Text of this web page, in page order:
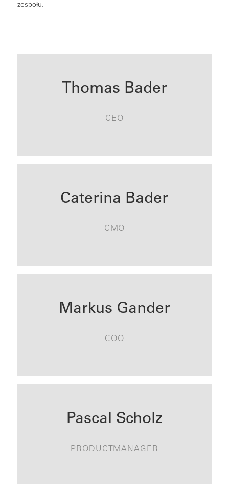
zespołu.
Thomas Bader
CEO
KONTAKT
Caterina Bader
CMO
KONTAKT
Markus Gander
COO
KONTAKT
Pascal Scholz
PRODUCTMANAGER
KONTAKT